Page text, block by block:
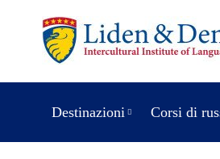
Destinazioni Corsi di